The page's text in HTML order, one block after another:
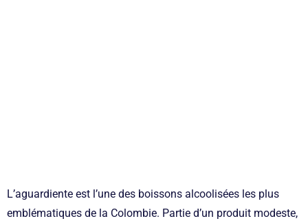
L’aguardiente est l’une des boissons alcoolisées les plus
emblématiques de la Colombie. Partie d’un produit modeste,